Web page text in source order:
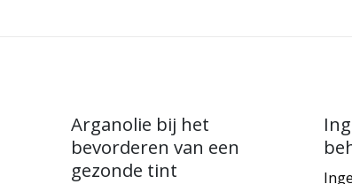
Arganolie bij het
bevorderen van een
gezonde tint